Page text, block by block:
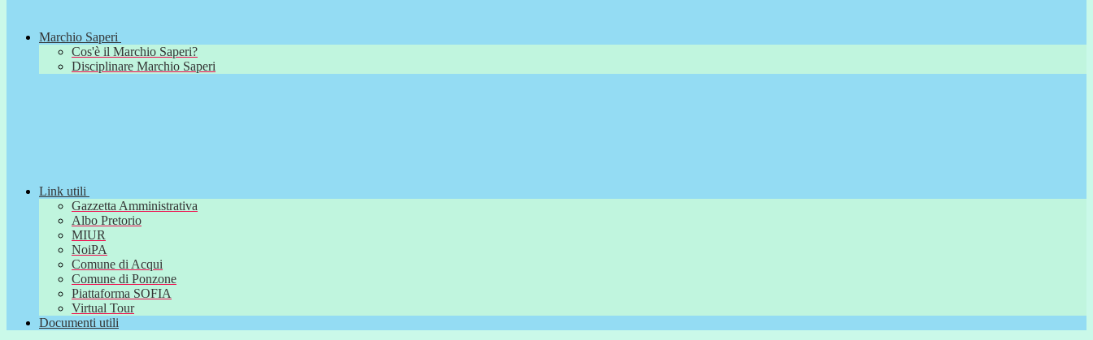
Marchio Saperi
Cos'è il Marchio Saperi?
Disciplinare Marchio Saperi
Link utili
Gazzetta Amministrativa
Albo Pretorio
MIUR
NoiPA
Comune di Acqui
Comune di Ponzone
Piattaforma SOFIA
Virtual Tour
Documenti utili